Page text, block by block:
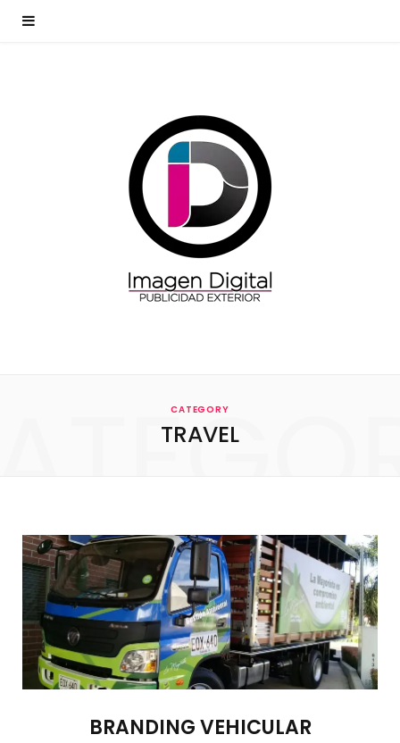
CATEGORY
TRAVEL
BRANDING VEHICULAR